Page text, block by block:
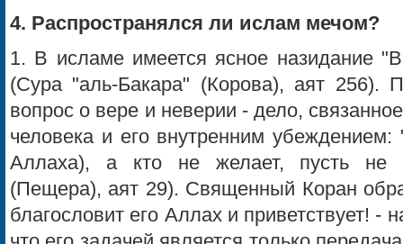
4. Распространялся ли ислам мечом?
1. В исламе имеется ясное назидание
(Сура "аль-Бакара" (Корова), аят 256).
вопрос о вере и неверии - дело,
человека и его внутренним убеждением:
Аллаха), а кто не желает, пусть не
(Пещера), аят 29). Священный Коран
благословит его Аллах и приветствует! -